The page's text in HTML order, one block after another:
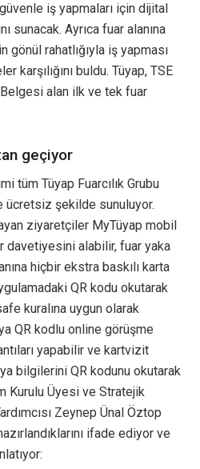
iş yapmaları için dijital
sunacak. Ayrıca fuar alanına
rahatlığıyla iş yapması
karşılığını buldu. Tüyap, TSE
alan ilk ve tek fuar
geçiyor
tüm Tüyap Fuarcılık Grubu
ücretsiz şekilde sunuluyor.
ziyaretçiler MyTüyap mobil
davetiyesini alabilir, fuar yaka
hiçbir ekstra baskılı karta
QR kodu okutarak
kuralına uygun olarak
QR kodlu online görüşme
yapabilir ve kartvizit
bilgilerini QR kodunu okutarak
Kurulu Üyesi ve Stratejik
Zeynep Ünal Öztop
ifade ediyor ve